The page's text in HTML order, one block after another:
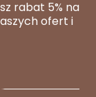
rabat 5% na
ofert i